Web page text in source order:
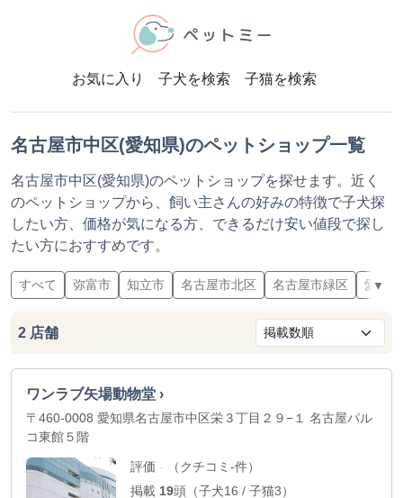
お気に入り 子犬を検索 子猫を検索
名古屋市中区(愛知県)のペットショップ一覧
名古屋市中区(愛知県)のペットショップを探せます。近く
のペットショップから、飼い主さんの好みの特徴で子犬探
したい方、価格が気になる方、できるだけ安い値段で探し
たい方におすすめです。
すべて 弥富市 知立市 名古屋市北区 名古屋市緑区 愛知
▼
2 店舗
ワンラブ矢場動物堂 ›
〒460-0008 愛知県名古屋市中区栄３丁目２９−１ 名古屋パル
コ東館５階
評価 -
（クチコミ-件）
掲載 19頭（子犬16 / 子猫3）